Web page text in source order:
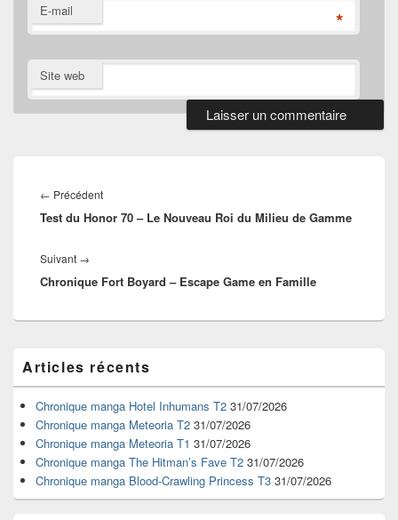
E-mail *
Site web
de
l’article
← PrécédentArticle
précédent :
Test du Honor 70 – Le Nouveau Roi du Milieu de Gamme
Suivant →
suivant :
Chronique Fort Boyard – Escape Game en Famille
principale
de
widget
pour
barre
latérale
Articles récents
Chronique manga Hotel Inhumans T2 31/07/2026
Chronique manga Meteoria T2 31/07/2026
Chronique manga Meteoria T1 31/07/2026
Chronique manga The Hitman’s Fave T2 31/07/2026
Chronique manga Blood-Crawling Princess T3 31/07/2026